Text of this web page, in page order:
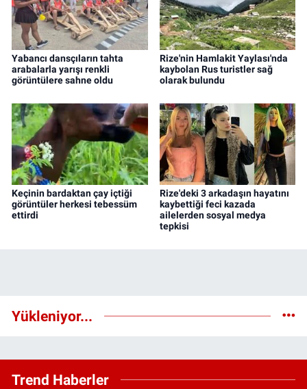
Yabancı dansçıların tahta
arabalarla yarışı renkli
görüntülere sahne oldu
Rize'nin Hamlakit Yaylası'nda
kaybolan Rus turistler sağ
olarak bulundu
Keçinin bardaktan çay içtiği
görüntüler herkesi tebessüm
ettirdi
Rize'deki 3 arkadaşın hayatını
kaybettiği feci kazada
ailelerden sosyal medya
tepkisi
Yükleniyor...
Trend Haberler